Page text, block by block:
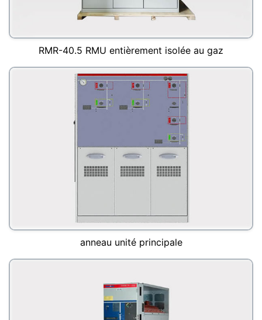
RMR-40.5 RMU entièrement isolée au gaz
anneau unité principale